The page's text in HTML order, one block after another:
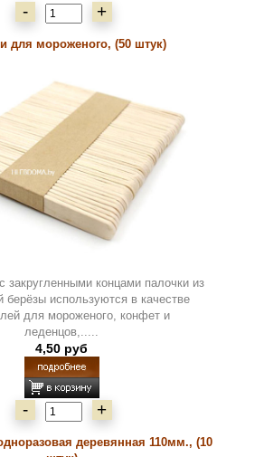
- +
для мороженого, (50 штук)
закругленными концами палочки из
берёзы используются в качестве
для мороженого, конфет и
леденцов,.....
4,50 руб
- +
деревянная 110мм., (10